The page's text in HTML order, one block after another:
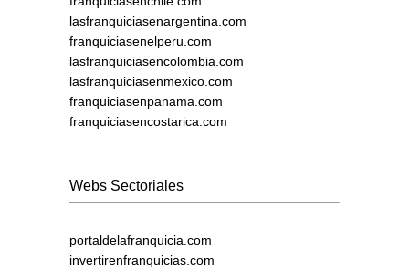
lasfranquiciasenargentina.com
franquiciasenelperu.com
lasfranquiciasencolombia.com
lasfranquiciasenmexico.com
franquiciasenpanama.com
franquiciasencostarica.com
Webs Sectoriales
portaldelafranquicia.com
invertirenfranquicias.com